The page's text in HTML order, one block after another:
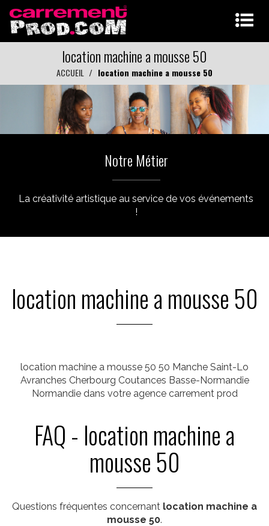
location machine a mousse 50
ACCUEIL location machine a mousse 50
Notre Métier
La créativité artistique au service de vos événements
!
location machine a mousse 50
location machine a mousse 50 50 Manche Saint-Lo
Avranches Cherbourg Coutances Basse-Normandie
Normandie dans votre agence carrement prod
FAQ - location machine a
mousse 50
Questions fréquentes concernant location machine a
mousse 50.